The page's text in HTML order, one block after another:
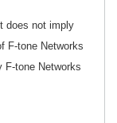
does not imply
F-tone Networks
F-tone Networks